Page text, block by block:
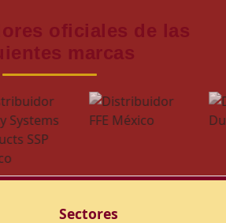
oficiales de las
marcas
Sectores